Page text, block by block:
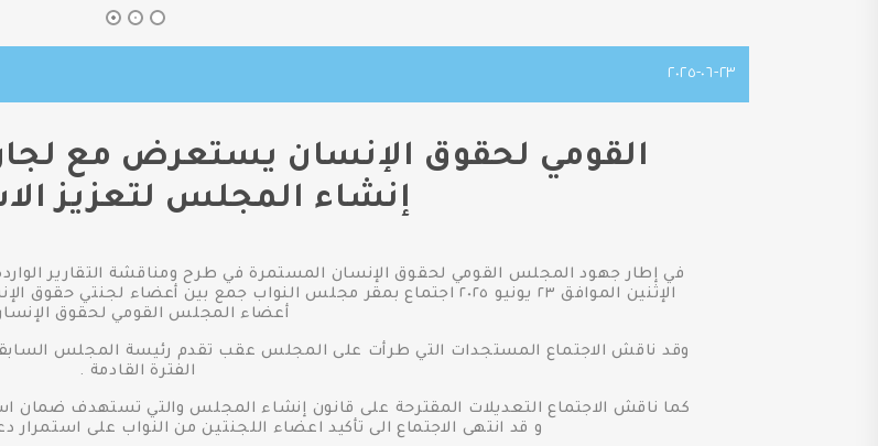
٢٣-٠٦-٢٠٢٥
القومي لحقوق الإنسان يستعرض مع
إنشاء المجلس لتعزيز
في إطار جهود المجلس القومي لحقوق الإنسان المستمرة في طرح ومناقشة التقارير
الإثنين الموافق ٢٣ يونيو ٢٠٢٥ اجتماع بمقر مجلس النواب جمع بين
أعضاء المجلس القومي لحقوق
وقد ناقش الاجتماع المستجدات التي طرأت على المجلس عقب تقدم رئيسة المجلس
الفترة القادمة .
كما ناقش الاجتماع التعديلات المقترحة على قانون إنشاء المجلس والتي تستهدف ضمان
و قد انتهى الاجتماع الى تأكيد اعضاء اللجنتين من النواب على